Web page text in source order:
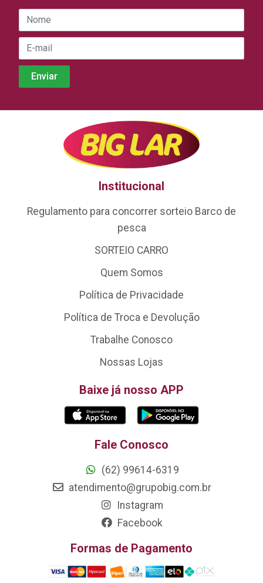
Institucional
Regulamento para concorrer sorteio Barco de
pesca
SORTEIO CARRO
Quem Somos
Política de Privacidade
Política de Troca e Devolução
Trabalhe Conosco
Nossas Lojas
Baixe já nosso APP
Fale Conosco
(62) 99614-6319
atendimento@grupobig.com.br
Instagram
Facebook
Formas de Pagamento